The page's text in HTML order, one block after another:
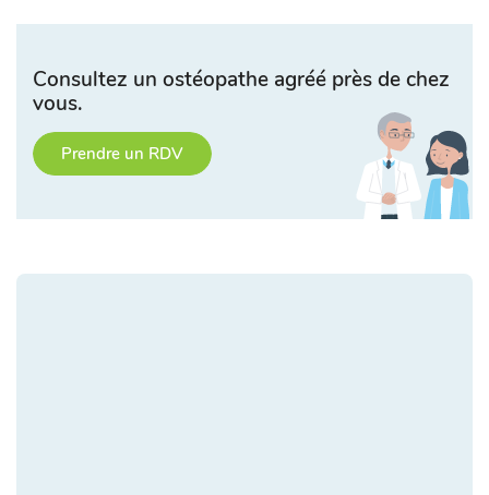
Consultez un ostéopathe agréé près de chez
vous.
Prendre un RDV